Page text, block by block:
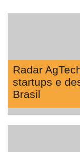
Consulting
Radar
startups e
Brasil